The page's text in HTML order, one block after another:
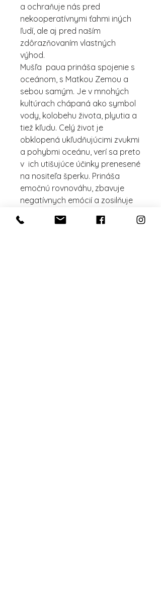
a ochraňuje nás pred
nekooperatívnymi ťahmi iných
ľudí, ale aj pred naším
zdôrazňovaním vlastných
výhod.
Mušľa paua prináša spojenie s
oceánom, s Matkou Zemou a
sebou samým. Je v mnohých
kultúrach chápaná ako symbol
vody, kolobehu života, plyutia a
tiež kľudu. Celý život je
obklopená ukľudňujúcimi zvukmi
a pohybmi oceánu, verí sa preto
v ich utišujúce účinky prenesené
na nositeľa šperku. Prináša
emočnú rovnováhu, zbavuje
negatívnych emócií a zosilňuje
pochádza z Nového Zélandu